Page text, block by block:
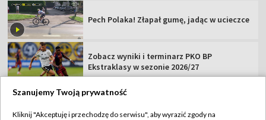
Pech Polaka! Złapał gumę, jadąc w ucieczce
Zobacz wyniki i terminarz PKO BP
Ekstraklasy w sezonie 2026/27
Szanujemy Twoją prywatność
Kliknij "Akceptuję i przechodzę do serwisu", aby wyrazić zgody na